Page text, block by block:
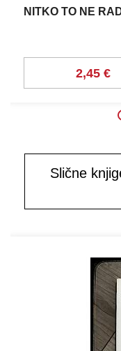
NITKO TO NE
2,45 €
Slične